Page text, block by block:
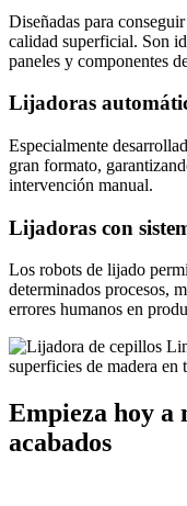
Diseñadas para
calidad superficial. Son
paneles y componentes
Lijadoras
Especialmente
gran formato,
intervención manual.
Lijadoras con
Los robots de lijado
determinados procesos,
errores humanos en
Empieza hoy a
acabados